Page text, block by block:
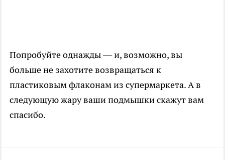
Попробуйте однажды — и, возможно, вы
больше не захотите возвращаться к
пластиковым флаконам из супермаркета. А в
следующую жару ваши подмышки скажут вам
спасибо.